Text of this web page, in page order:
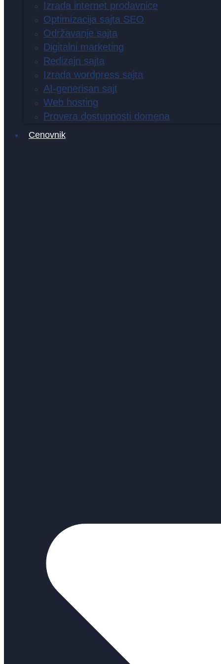
Izrada internet prodavnice
Optimizacija sajta SEO
Održavanje sajta
Digitalni marketing
Redizajn sajta
Izrada wordpress sajta
AI-generisan sajt
Web hosting
Provera dostupnosti domena
Cenovnik